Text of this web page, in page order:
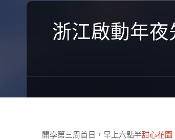
浙江啟動年
開學第三周首日，早上六點半甜心花園